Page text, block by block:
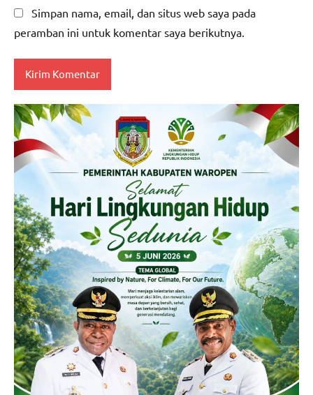
Simpan nama, email, dan situs web saya pada
peramban ini untuk komentar saya berikutnya.